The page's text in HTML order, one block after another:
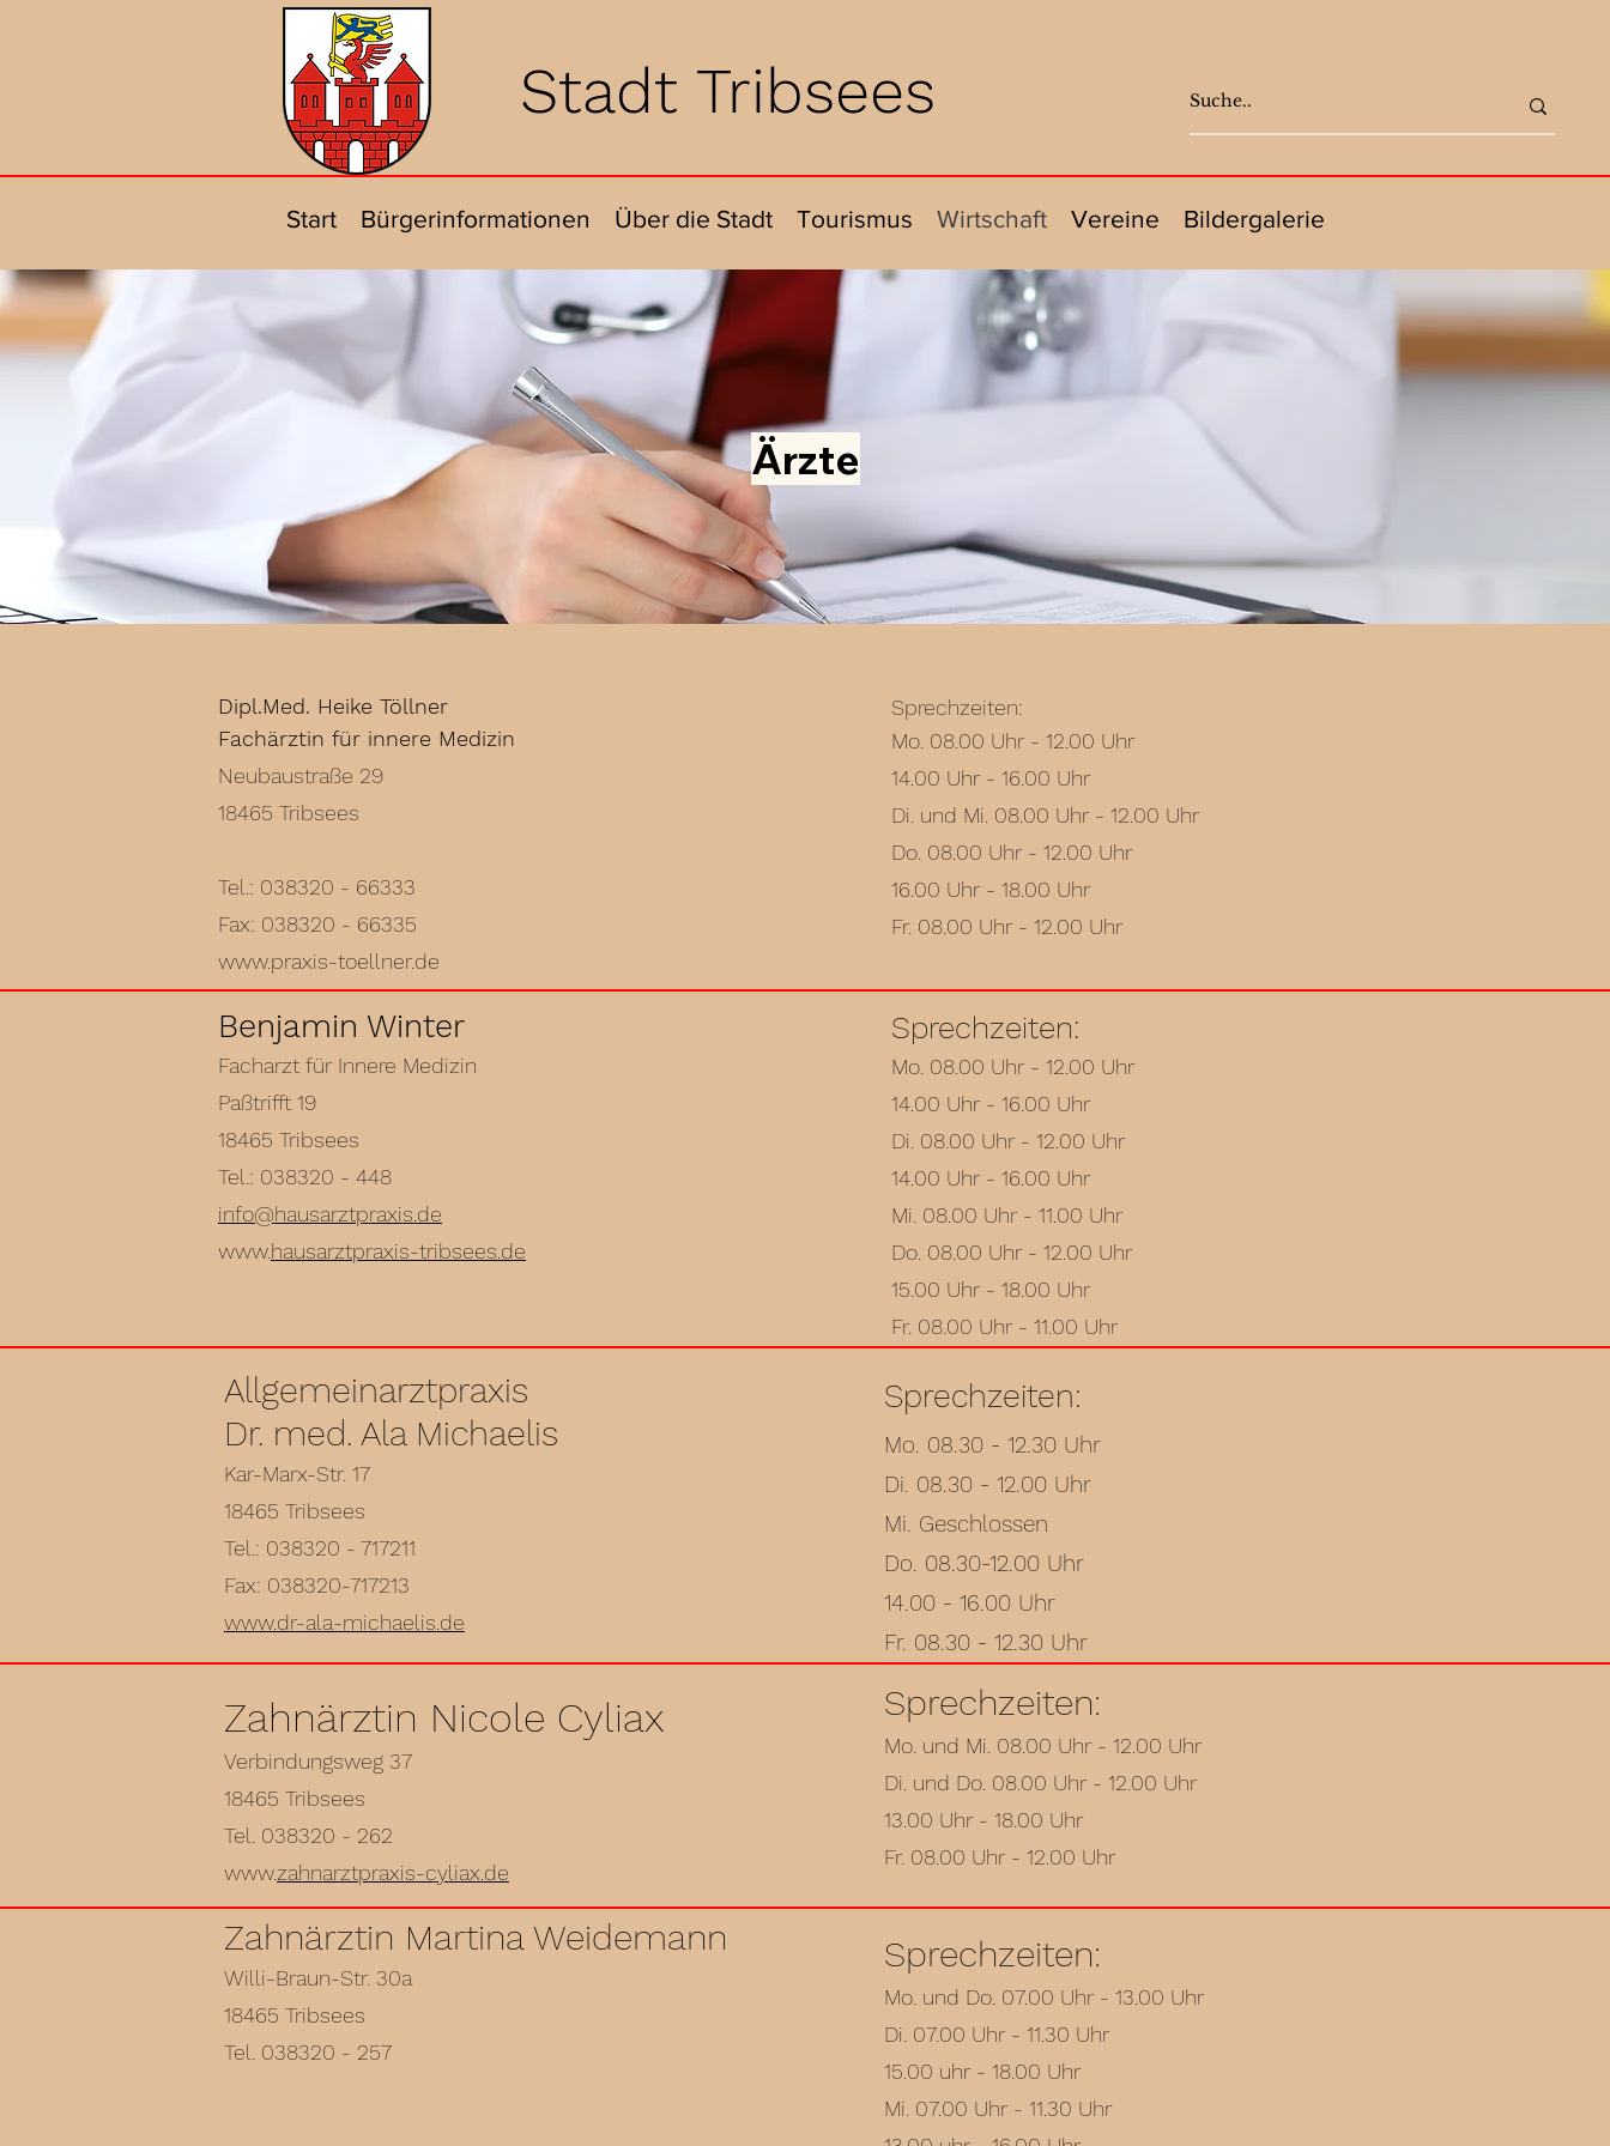
Stadt Tribsees
Start Bürgerinformationen Über die Stadt Tourismus Wirtschaft Vereine Bildergalerie
Ärzte
Dipl.Med. Heike Töllner
Fachärztin für innere Medizin
Neubaustraße 29
18465 Tribsees
Tel.: 038320 - 66333
Fax: 038320 - 66335
www.praxis-toellner.de
Sprechzeiten:
Mo. 08.00 Uhr - 12.00 Uhr
14.00 Uhr - 16.00 Uhr
Di. und Mi. 08.00 Uhr - 12.00 Uhr
Do. 08.00 Uhr - 12.00 Uhr
16.00 Uhr - 18.00 Uhr
Fr. 08.00 Uhr - 12.00 Uhr
Benjamin Winter
Facharzt für Innere Medizin
Paßtrifft 19
18465 Tribsees
Tel.: 038320 - 448
info@hausarztpraxis.de
www.hausarztpraxis-tribsees.de
Sprechzeiten:
Mo. 08.00 Uhr - 12.00 Uhr
14.00 Uhr - 16.00 Uhr
Di. 08.00 Uhr - 12.00 Uhr
14.00 Uhr - 16.00 Uhr
Mi. 08.00 Uhr - 11.00 Uhr
Do. 08.00 Uhr - 12.00 Uhr
15.00 Uhr - 18.00 Uhr
Fr. 08.00 Uhr - 11.00 Uhr
Allgemeinarztpraxis
Dr. med. Ala Michaelis
Kar-Marx-Str. 17
18465 Tribsees
Tel.: 038320 - 717211
Fax: 038320-717213
www.dr-ala-michaelis.de
Sprechzeiten:
Mo. 08.30 - 12.30 Uhr
Di. 08.30 - 12.00 Uhr
Mi. Geschlossen
Do. 08.30-12.00 Uhr
14.00 - 16.00 Uhr
Fr. 08.30 - 12.30 Uhr
Zahnärztin Nicole Cyliax
Verbindungsweg 37
18465 Tribsees
Tel. 038320 - 262
www.zahnarztpraxis-cyliax.de
Sprechzeiten:
Mo. und Mi. 08.00 Uhr - 12.00 Uhr
Di. und Do. 08.00 Uhr - 12.00 Uhr
13.00 Uhr - 18.00 Uhr
Fr. 08.00 Uhr - 12.00 Uhr
Zahnärztin Martina Weidemann
Willi-Braun-Str. 30a
18465 Tribsees
Tel. 038320 - 257
Sprechzeiten:
Mo. und Do. 07.00 Uhr - 13.00 Uhr
Di. 07.00 Uhr - 11.30 Uhr
15.00 uhr - 18.00 Uhr
Mi. 07.00 Uhr - 11.30 Uhr